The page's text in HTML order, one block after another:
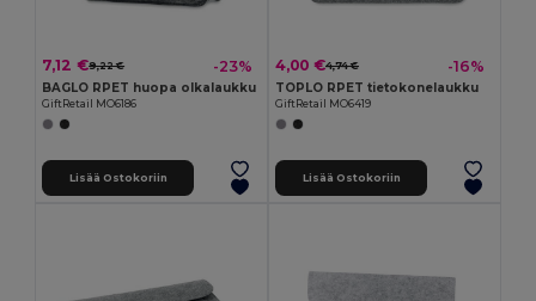
7,12 €9,22 € -23%
BAGLO RPET huopa olkalaukku
GiftRetail MO6186
Lisää Ostokoriin
4,00 €4,74 € -16%
TOPLO RPET tietokonelaukku
GiftRetail MO6419
Lisää Ostokoriin